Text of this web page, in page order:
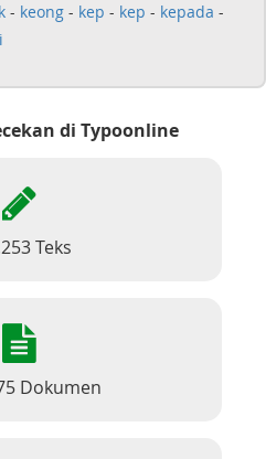
- keong - kep - kep - kepada -
di Typoonline
Teks
Dokumen